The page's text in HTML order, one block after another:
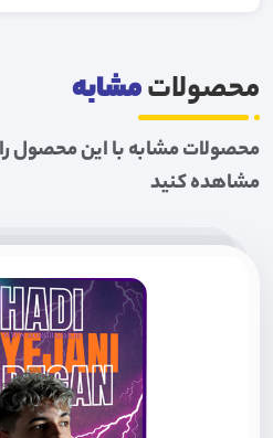
محصولاتمشابه
محصولات مشابه با این محصول را
مشاهده کنید